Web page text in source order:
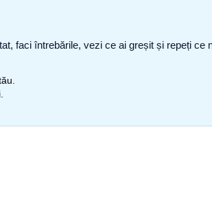
faci întrebările, vezi ce ai greșit și repeți